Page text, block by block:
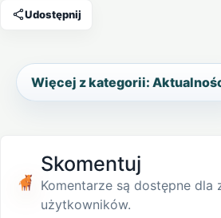
Udostępnij
Więcej z kategorii:
Skomentuj
Komentarze są dostępne dla
użytkowników.